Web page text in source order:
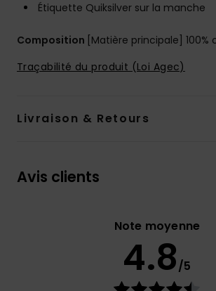
Étiquette Quiksilver sur la manche
Composition [Matière principale] 100%
Traçabilité du produit (Loi Agec)
Livraison & Retours
Avis clients
Note moyenne
4.8/5